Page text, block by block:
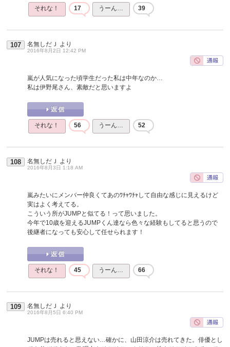
それな！ 17 うーん… 39
107 名無しだＪ より
2016年8月2日 12:42 PM
嵐が人気になった頃学生だった私は中年なのか…
私は伊野尾さん、素敵だと思いますよ
それな！ 56 うーん… 52
108 名無しだＪ より
2016年8月3日 1:18 AM
嵐みたいにメンバー仲良くてあのﾜﾁｬﾜﾁｬして自由な感じに見えるけど
実はよく考えてる。
こういう所がJUMPと似てる！って思いました。
今年で10歳を迎えるJUMPくん達なら色々な経験もしてると思うので
後継者になっても安心して任せられます！
それな！ 45 うーん… 66
109 名無しだＪ より
2016年8月5日 6:40 PM
JUMPは売れると思えない…確かに、山田涼介は売れてきた。俳優とし